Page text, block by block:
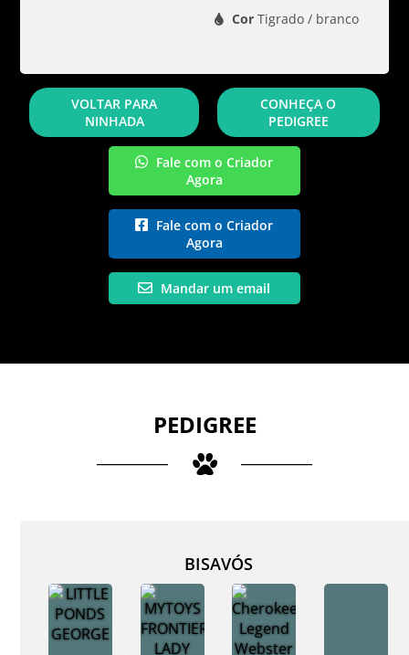
CorTigrado / branco
VOLTAR PARA
NINHADA
CONHEÇA O
PEDIGREE
Fale com o Criador
Agora
Fale com o Criador
Agora
Mandar um email
PEDIGREE
BISAVÓS